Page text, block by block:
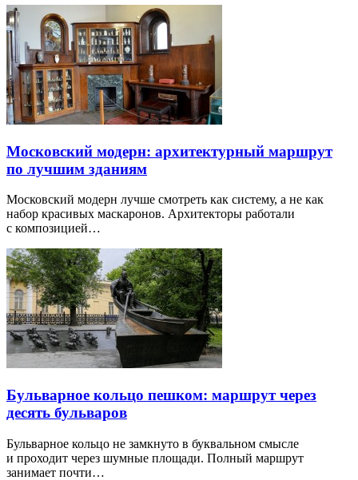
Московский модерн: архитектурный маршрут
по лучшим зданиям
Московский модерн лучше смотреть как систему, а не как
набор красивых маскаронов. Архитекторы работали
с композицией…
Бульварное кольцо пешком: маршрут через
десять бульваров
Бульварное кольцо не замкнуто в буквальном смысле
и проходит через шумные площади. Полный маршрут
занимает почти…